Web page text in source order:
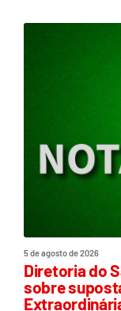
5 de agosto de 2026
Diretoria do
sobre